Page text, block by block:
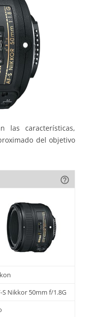
las características,
del objetivo
help_outline
S Nikkor 50mm f/1.8G